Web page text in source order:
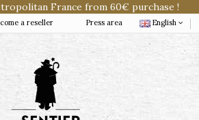
France from 60€ purchase !
a reseller Press area English